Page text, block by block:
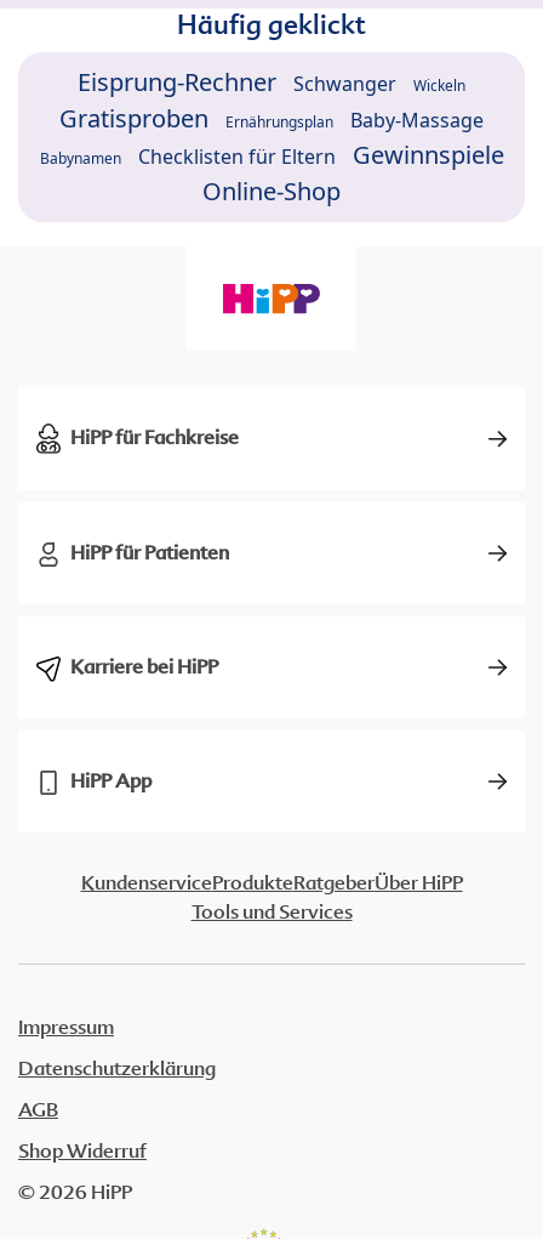
Häufig geklickt
Eisprung-Rechner Schwanger Wickeln
Gratisproben Ernährungsplan Baby-Massage
Babynamen Checklisten für Eltern
Gewinnspiele
Online-Shop
HiPP für Fachkreise
HiPP für Patienten
Karriere bei HiPP
HiPP App
KundenserviceProdukteRatgeberÜber HiPP
Tools und Services
Impressum
Datenschutzerklärung
AGB
Shop Widerruf
© 2026 HiPP